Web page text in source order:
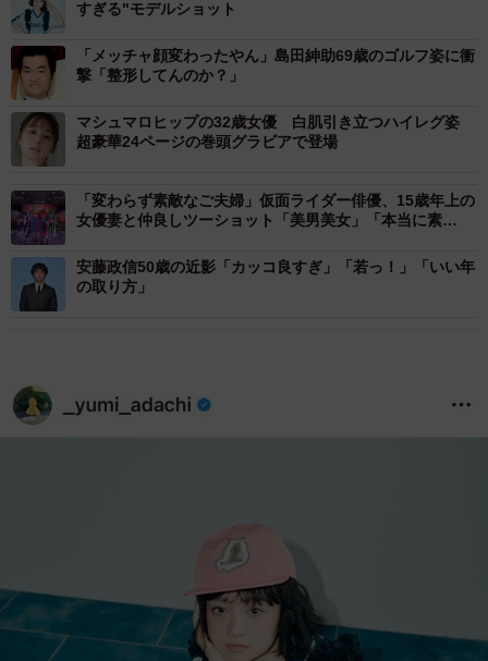
すぎる"モデルショット
「メッチャ顔変わったやん」島田紳助69歳のゴルフ姿に衝
撃「整形してんのか？」
マシュマロヒップの32歳女優 白肌引き立つハイレグ姿
超豪華24ページの巻頭グラビアで登場
「変わらず素敵なご夫婦」仮面ライダー俳優、15歳年上の
女優妻と仲良しツーショット「美男美女」「本当に素
安藤政信50歳の近影「カッコ良すぎ」「若っ！」「いい年
の取り方」